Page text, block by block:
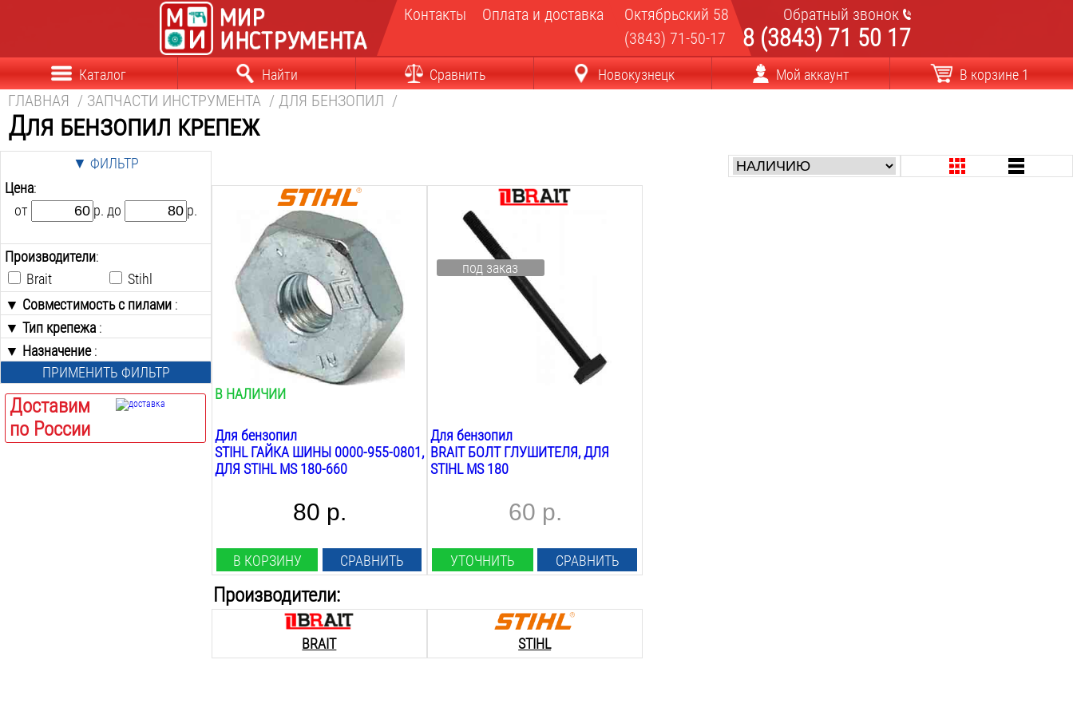
Контакты Оплата и доставка
Октябрьский 58
(3843) 71-50-17
Обратный звонок
8 (3843) 71 50 17
Каталог Найти Сравнить Новокузнецк Мой аккаунт В корзине 1
ГЛАВНАЯ / ЗАПЧАСТИ ИНСТРУМЕНТА / ДЛЯ БЕНЗОПИЛ /
Для бензопил крепеж
▼ ФИЛЬТР
Цена:
от
р. до р.
Производители:
Brait
Stihl
▼ Совместимость с пилами :
Stihl
▼ Тип крепежа :
Гайка
Шпилька
▼ Назначение:
Глушитель
Шина
ПРИМЕНИТЬ ФИЛЬТР
Доставим
по России
Совместимость с пилами:
Тип крепежа:
гайка
Назначение:
шина
кг
В НАЛИЧИИ
Для бензопил
STIHL ГАЙКА ШИНЫ 0000-955-0801,
ДЛЯ STIHL MS 180-660
80 р.
В КОРЗИНУ СРАВНИТЬ
под заказ
Совместимость с пилами:
Тип крепежа:
шпилька
Для бензопил
BRAIT БОЛТ ГЛУШИТЕЛЯ, ДЛЯ
STIHL MS 180
60 р.
УТОЧНИТЬ СРАВНИТЬ
Производители:
BRAIT STIHL